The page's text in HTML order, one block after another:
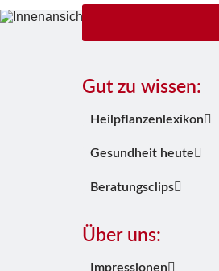
Gut zu wissen:
Heilpflanzenlexikon
Gesundheit heute
Beratungsclips
Über uns:
Impressionen